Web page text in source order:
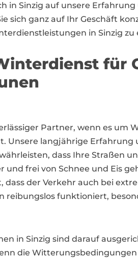
in Sinzig auf unsere Erfahrung
sich ganz auf Ihr Geschäft
in Sinzig
für
Partner, wenn es um
Unsere langjährige Erfahrung
dass Ihre Straßen
und frei von Schnee und Eis
dass der Verkehr auch bei
funktioniert,
in Sinzig sind darauf
die